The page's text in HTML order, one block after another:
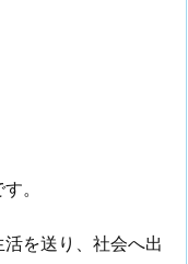
。
を送り、社会へ出